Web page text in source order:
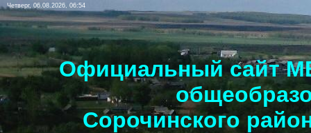
Четверг, 06.08.2026, 06:54
Официальный сайт
Сорочинского